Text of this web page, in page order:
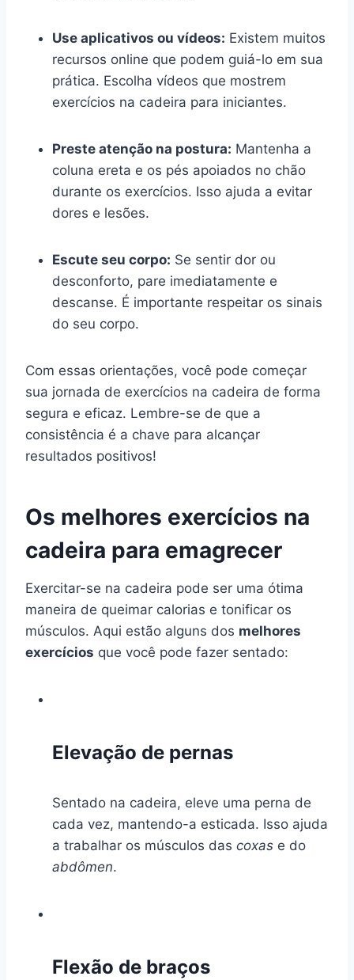
Use aplicativos ou vídeos: Existem muitos
recursos online que podem guiá-lo em sua
prática. Escolha vídeos que mostrem
exercícios na cadeira para iniciantes.
Preste atenção na postura: Mantenha a
coluna ereta e os pés apoiados no chão
durante os exercícios. Isso ajuda a evitar
dores e lesões.
Escute seu corpo: Se sentir dor ou
desconforto, pare imediatamente e
descanse. É importante respeitar os sinais
do seu corpo.
Com essas orientações, você pode começar
sua jornada de exercícios na cadeira de forma
segura e eficaz. Lembre-se de que a
consistência é a chave para alcançar
resultados positivos!
Os melhores exercícios na
cadeira para emagrecer
Exercitar-se na cadeira pode ser uma ótima
maneira de queimar calorias e tonificar os
músculos. Aqui estão alguns dos melhores
exercícios que você pode fazer sentado:
Elevação de pernas
Sentado na cadeira, eleve uma perna de
cada vez, mantendo-a esticada. Isso ajuda
a trabalhar os músculos das coxas e do
abdômen.
Flexão de braços